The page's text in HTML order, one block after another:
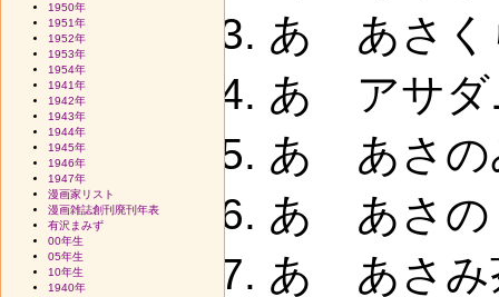
あ あさく
あ アサダ
あ あさの
あ あさの
あ あさみ
1950年
1951年
1952年
1953年
1954年
1941年
1942年
1943年
1944年
1945年
1946年
1947年
漫画家リスト
漫画雑誌創刊廃刊年表
有沢まみず
00年生
05年生
10年生
1940年